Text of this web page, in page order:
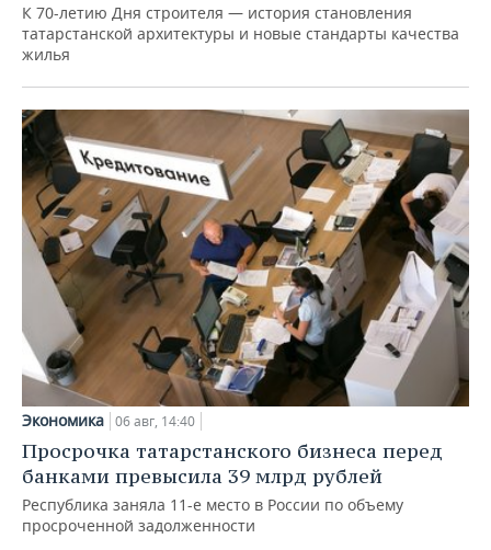
К 70-летию Дня строителя — история становления
татарстанской архитектуры и новые стандарты качества
жилья
Экономика 06 авг, 14:40
Просрочка татарстанского бизнеса перед
банками превысила 39 млрд рублей
Республика заняла 11-е место в России по объему
просроченной задолженности